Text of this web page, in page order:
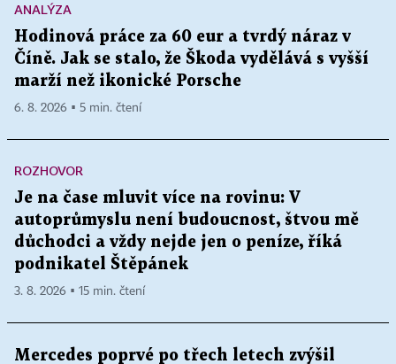
ANALÝZA
Hodinová práce za 60 eur a tvrdý náraz v
Číně. Jak se stalo, že Škoda vydělává s vyšší
marží než ikonické Porsche
6. 8. 2026 ▪ 5 min. čtení
ROZHOVOR
Je na čase mluvit více na rovinu: V
autoprůmyslu není budoucnost, štvou mě
důchodci a vždy nejde jen o peníze, říká
podnikatel Štěpánek
3. 8. 2026 ▪ 15 min. čtení
Mercedes poprvé po třech letech zvýšil